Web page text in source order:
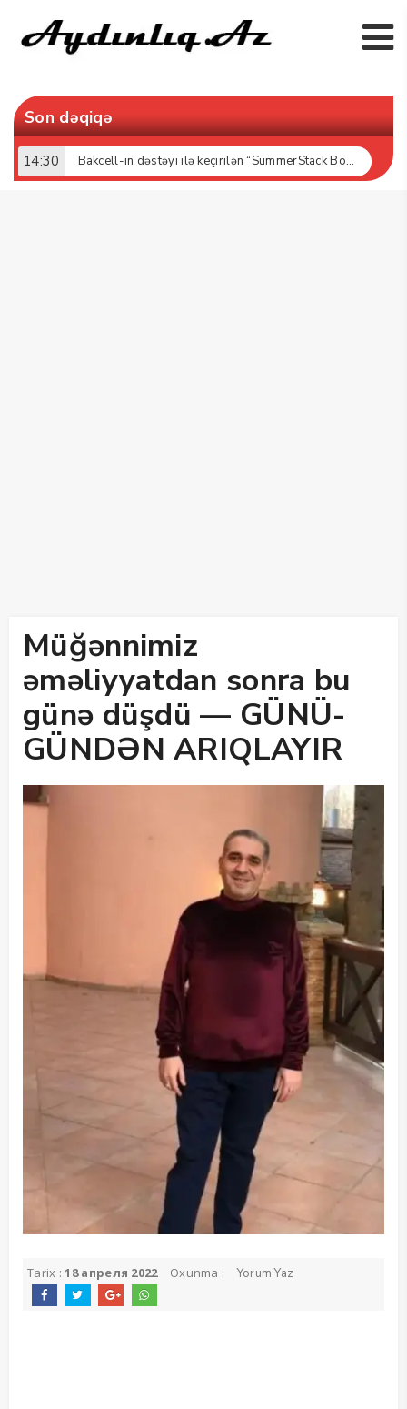
Son dəqiqə
14:30 Bakcell-in dəstəyi ilə keçirilən “SummerStack Bootcamp” başladı
Müğənnimiz
əməliyyatdan sonra bu
günə düşdü — GÜNÜ-
GÜNDƏN ARIQLAYIR
Tarix :18 апреля 2022 Oxunma : Yorum Yaz